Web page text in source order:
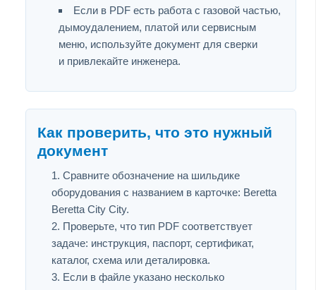
Если в PDF есть работа с газовой частью,
дымоудалением, платой или сервисным
меню, используйте документ для сверки
и привлекайте инженера.
Как проверить, что это нужный
документ
Сравните обозначение на шильдике
оборудования с названием в карточке: Beretta
Beretta City City.
Проверьте, что тип PDF соответствует
задаче: инструкция, паспорт, сертификат,
каталог, схема или деталировка.
Если в файле указано несколько